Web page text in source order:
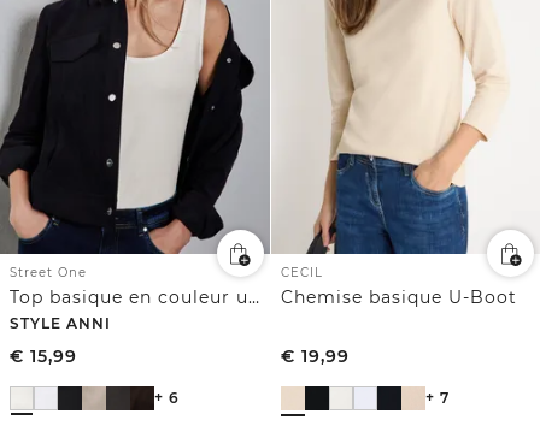
Street One
Top basique en couleur unie
STYLE ANNI
€ 15,99
+ 6
CECIL
Chemise basique U-Boot
€ 19,99
+ 7